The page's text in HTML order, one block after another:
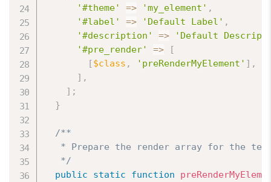
'#theme'
=> 'my_element' ,
'#label'
=> 'Default Label' ,
'#description'
=>
'Default
'#pre_render'
=>
[
[$class , 'preRenderMyElement' ] ,
] ,
] ;
}
/**
* Prepare the render array for the
   */
public
static function